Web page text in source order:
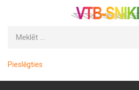
Pieslēgties